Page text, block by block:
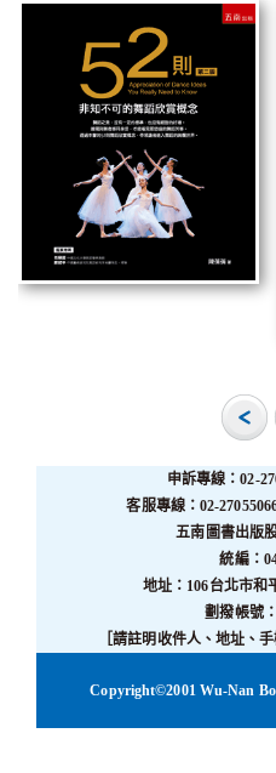
申訴專線：02-
客服專線：02-
五南圖書出版
統編：
地址：106台北市和
劃撥帳號
［請註明收件人、地址、
Copyright©2001 Wu-Nan